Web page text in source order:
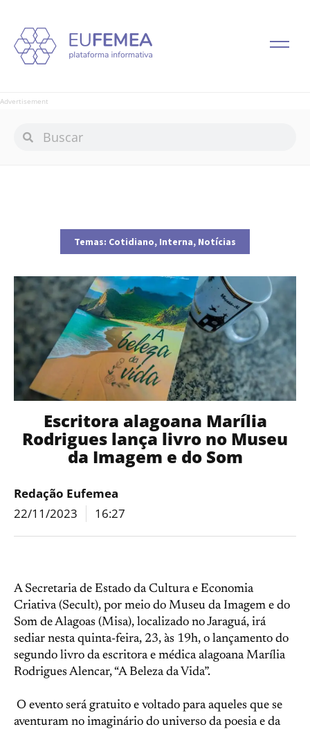
Advertisement
Temas: Cotidiano, Interna, Notícias
Escritora alagoana Marília
Rodrigues lança livro no Museu
da Imagem e do Som
Redação Eufemea
22/11/2023
16:27
A Secretaria de Estado da Cultura e Economia
Criativa (Secult), por meio do Museu da Imagem e do
Som de Alagoas (Misa), localizado no Jaraguá, irá
sediar nesta quinta-feira, 23, às 19h, o lançamento do
segundo livro da escritora e médica alagoana Marília
Rodrigues Alencar, “A Beleza da Vida”.
O evento será gratuito e voltado para aqueles que se
aventuram no imaginário do universo da poesia e da